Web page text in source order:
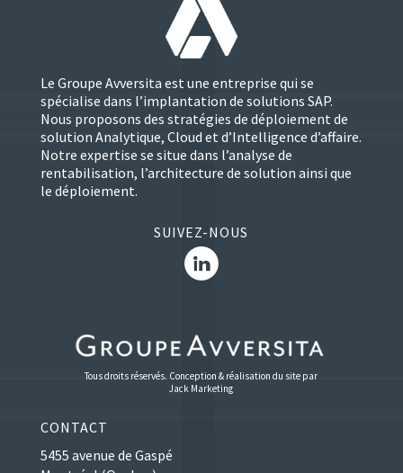
Le Groupe Avversita est une entreprise qui se
spécialise dans l’implantation de solutions SAP.
Nous proposons des stratégies de déploiement de
solution Analytique, Cloud et d’Intelligence d’affaire.
Notre expertise se situe dans l’analyse de
rentabilisation, l’architecture de solution ainsi que
le déploiement.
SUIVEZ-NOUS
Tous droits réservés. Conception & réalisation du site par
Jack Marketing
CONTACT
5455 avenue de Gaspé